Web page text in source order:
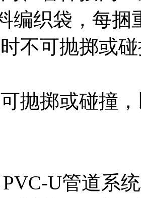
编织袋，每
不可抛掷或
抛掷或碰撞
U管道系